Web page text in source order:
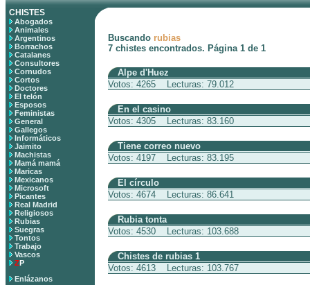
CHISTES
Abogados
Animales
Argentinos
Borrachos
Catalanes
Consultores
Cornudos
Cortos
Doctores
El telón
Esposos
Feministas
General
Gallegos
Informáticos
Jaimito
Machistas
Mamá mamá
Maricas
Mexicanos
Microsoft
Picantes
Real Madrid
Religiosos
Rubias
Suegras
Tontos
Trabajo
Vascos
ZP
Enlázanos
Buscando rubias
7 chistes encontrados. Página 1 de 1
Alpe d'Huez
Votos: 4265 Lecturas: 79.012
En el casino
Votos: 4305 Lecturas: 83.160
Tiene correo nuevo
Votos: 4197 Lecturas: 83.195
El círculo
Votos: 4674 Lecturas: 86.641
Rubia tonta
Votos: 4530 Lecturas: 103.688
Chistes de rubias 1
Votos: 4613 Lecturas: 103.767